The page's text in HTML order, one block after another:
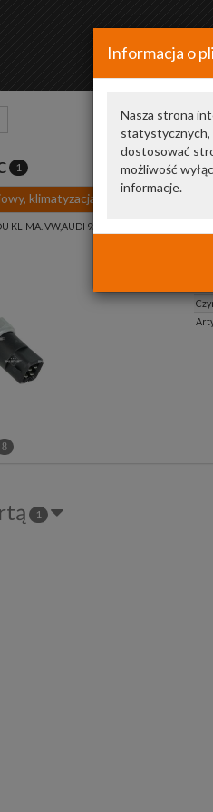
Informacja o
Nasza strona
statystycznych,
dostosować
możliwość
informacje.
1
klimatyzacja
KLIMA. VW,AUDI 95> (!)
8
1